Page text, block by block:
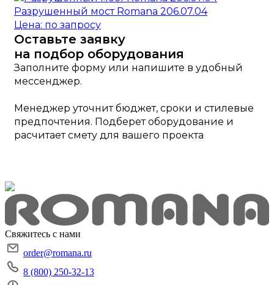
Разрушенный мост Romana 206.07.04
Цена: по запросу
Оставьте заявку
на подбор оборудования
Заполните форму или напишите в удобный
мессенджер.
Менеджер уточнит бюджет, сроки и стилевые
предпочтения. Подберет оборудование и
расчитает смету для вашего проекта
Свяжитесь с нами
order@romana.ru
8 (800) 250-32-13